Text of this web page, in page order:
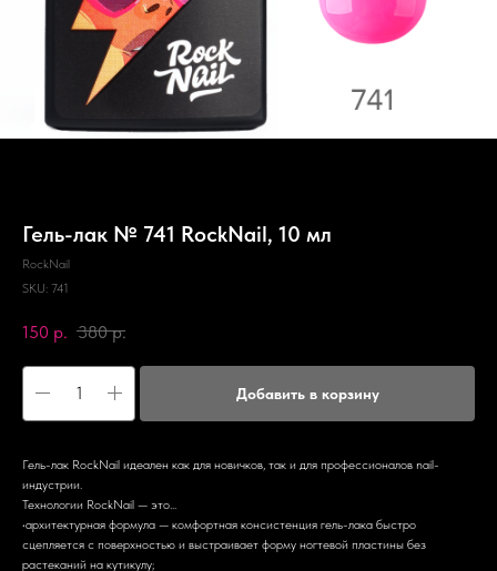
Гель-лак № 741 RockNail, 10 мл
RockNail
SKU: 741
150 р. 380 р.
Добавить в корзину
Гель-лак RockNail идеален как для новичков, так и для профессионалов nail-
индустрии.
Технологии RockNail — это...
•архитектурная формула — комфортная консистенция гель-лака быстро
сцепляется с поверхностью и выстраивает форму ногтевой пластины без
растеканий на кутикулу;